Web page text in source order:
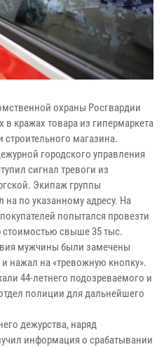
охраны Росгвардии
кражах товара из гипермаркета
магазина.
городского управления
сигнал тревоги из
Экипаж группы
по указанному адресу. На
попытался провезти
стоимостью свыше 35 тыс.
мужчины были замечены
нажал на «тревожную кнопку».
44-летнего подозреваемого и
полиции для дальнейшего
дежурства, наряд
информация о срабатывании